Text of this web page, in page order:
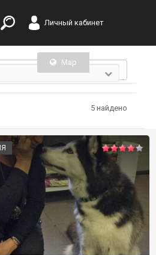
Личный кабинет
Map
List
5 найдено